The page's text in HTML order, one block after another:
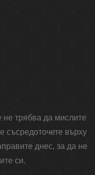
трябва да мислите
съсредоточете върху
днес, за да не
си.